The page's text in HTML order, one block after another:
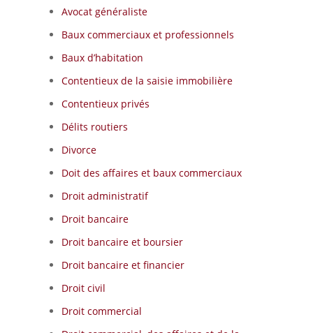
Avocat généraliste
Baux commerciaux et professionnels
Baux d’habitation
Contentieux de la saisie immobilière
Contentieux privés
Délits routiers
Divorce
Doit des affaires et baux commerciaux
Droit administratif
Droit bancaire
Droit bancaire et boursier
Droit bancaire et financier
Droit civil
Droit commercial